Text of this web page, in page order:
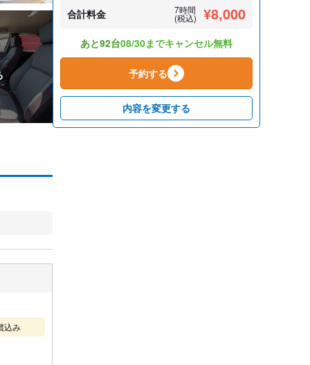
込み
合計料金 7時間
(税込) ¥8,000
あと92台08/30までキャンセル無料
予約する
内容を変更する